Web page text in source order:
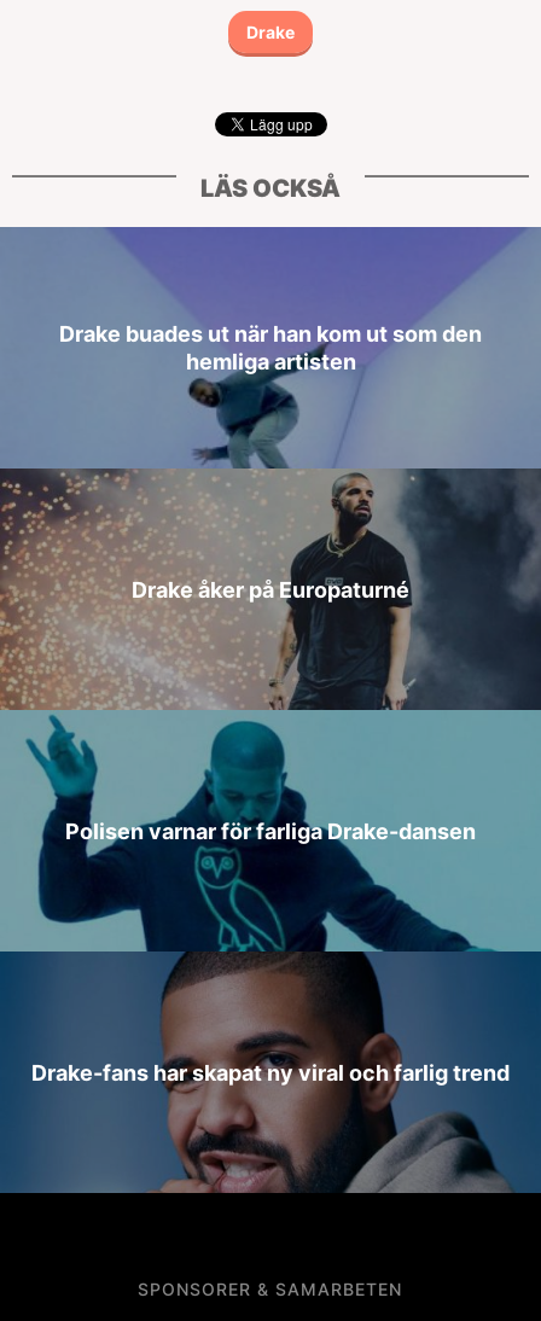
Drake
LÄS OCKSÅ
Drake buades ut när han kom ut som den
hemliga artisten
Drake åker på Europaturné
Polisen varnar för farliga Drake-dansen
Drake-fans har skapat ny viral och farlig trend
SPONSORER & SAMARBETEN